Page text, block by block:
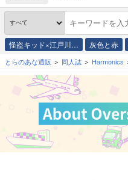
怪盗キッド×江戸川… 灰色と赤
とらのあな通販 同人誌 Harmonics